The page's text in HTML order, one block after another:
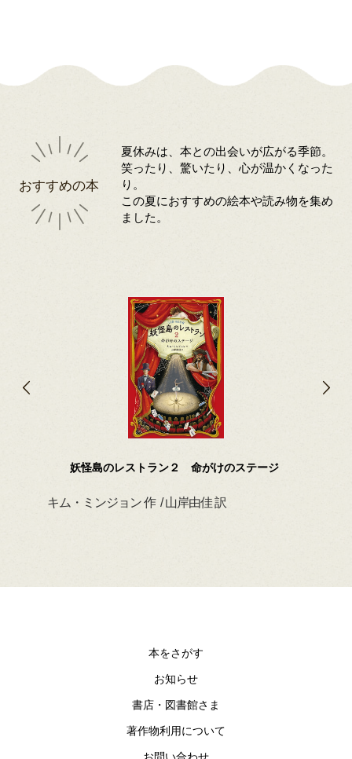
おすすめの本
夏休みは、本との出会いが広がる季節。
笑ったり、驚いたり、心が温かくなった
り。
この夏におすすめの絵本や読み物を集め
ました。
妖怪島のレストラン２ 命がけのステージ
キム・ミンジョン 作 / 山岸由佳 訳
本をさがす
お知らせ
書店・図書館さま
著作物利用について
お問い合わせ